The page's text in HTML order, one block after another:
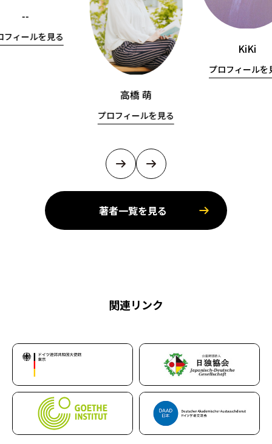
--
フィールを見る
高橋 萌
プロフィールを見る
KiKi
プロフィールを
著者一覧を見る
関連リンク